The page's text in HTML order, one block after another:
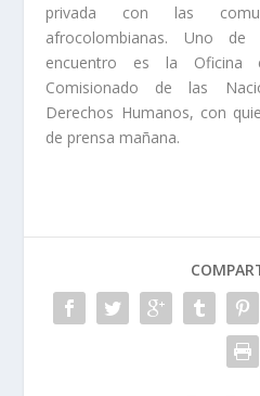
privada con las
afrocolombianas. Uno
encuentro es la Oficina
Comisionado de las
Derechos Humanos, con
de prensa mañana.